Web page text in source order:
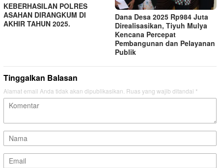
KEBERHASILAN POLRES
ASAHAN DIRANGKUM DI
AKHIR TAHUN 2025.
Dana Desa 2025 Rp984 Juta
Direalisasikan, Tiyuh Mulya
Kencana Percepat
Pembangunan dan Pelayanan
Publik
Tinggalkan Balasan
Alamat email Anda tidak akan dipublikasikan. Ruas yang wajib ditandai *